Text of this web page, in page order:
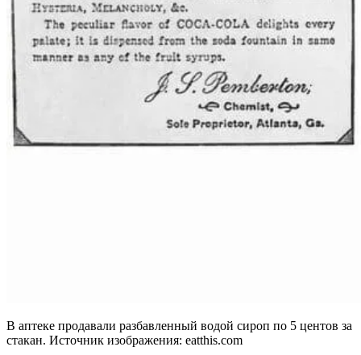
В аптеке продавали разбавленный водой сироп по 5 центов за
стакан. Источник изображения: eatthis.com